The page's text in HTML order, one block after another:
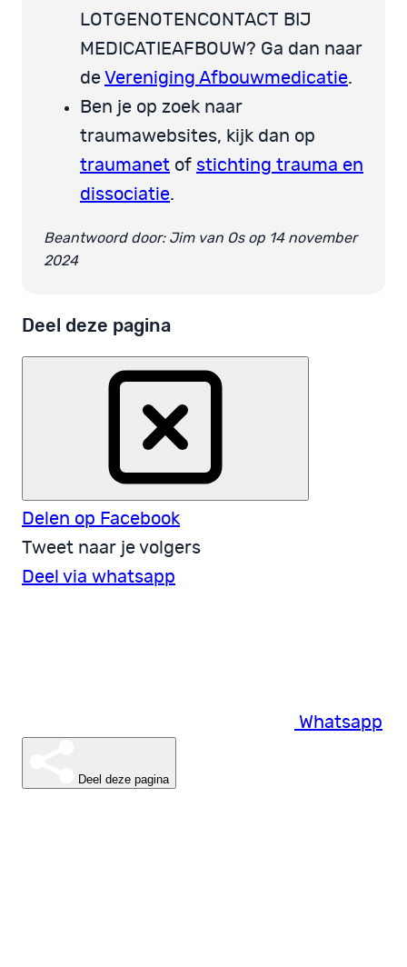
LOTGENOTENCONTACT BIJ
MEDICATIEAFBOUW? Ga dan naar
de Vereniging Afbouwmedicatie.
Ben je op zoek naar
traumawebsites, kijk dan op
traumanet of stichting trauma en
dissociatie.
Beantwoord door: Jim van Os op 14 november
2024
Deel deze pagina
Delen op Facebook
Tweet naar je volgers
Deel via whatsapp
Whatsapp
Deel deze pagina